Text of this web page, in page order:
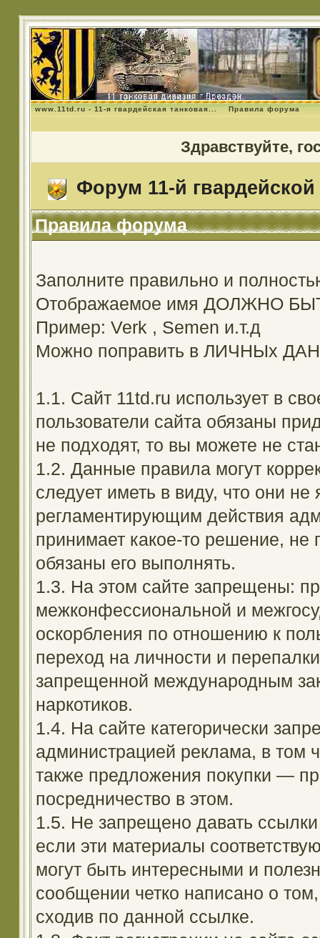
www.11td.ru - 11-я гвардейская танковая... Правила форума
Здравствуйте,
Форум 11-й гвардейской
Правила форума
Заполните правильно и
Отображаемое имя ДОЛЖНО
Пример: Verk , Semen и.т.д
Можно поправить в ЛИЧНЫх
1.1. Сайт 11td.ru использует в
пользователи сайта обязаны
не подходят, то вы можете не
1.2. Данные правила могут
следует иметь в виду, что они
регламентирующим действия
принимает какое-то решение, не
обязаны его выполнять.
1.3. На этом сайте запрещены:
межконфессиональной и
оскорбления по отношению к
переход на личности и
запрещенной международным
наркотиков.
1.4. На сайте категорически
администрацией реклама, в том
также предложения покупки —
посредничество в этом.
1.5. Не запрещено давать
если эти материалы
могут быть интересными и
сообщении четко написано о
сходив по данной ссылке.